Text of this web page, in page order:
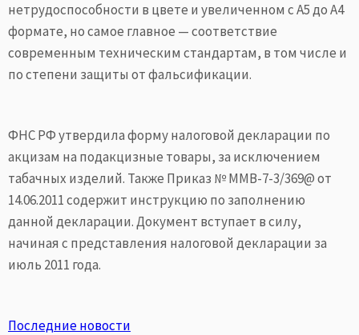
нетрудоспособности в цвете и увеличенном с A5 до A4
формате, но самое главное — соответствие
современным техническим стандартам, в том числе и
по степени защиты от фальсификации.
ФНС РФ утвердила форму налоговой декларации по
акцизам на подакцизные товары, за исключением
табачных изделий. Также Приказ № ММВ-7-3/369@ от
14.06.2011 содержит инструкцию по заполнению
данной декларации. Документ вступает в силу,
начиная с представления налоговой декларации за
июль 2011 года.
Последние новости